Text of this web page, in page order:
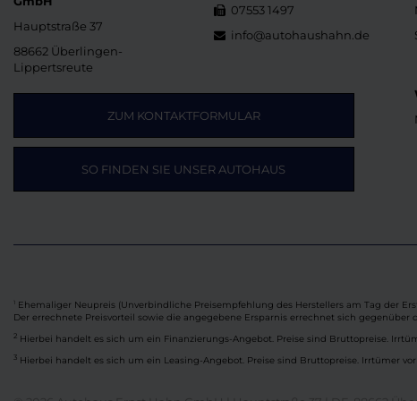
Hauptstraße 37
88662 Überlingen-
Lippertsreute
07553 1497
info@autohaushahn.de
ZUM KONTAKTFORMULAR
SO FINDEN SIE UNSER AUTOHAUS
Ehemaliger Neupreis (Unverbindliche Preisempfehlung des Herstellers am Tag der
Der errechnete Preisvorteil sowie die angegebene Ersparnis errechnet sich
2 Hierbei handelt es sich um ein Finanzierungs-Angebot. Preise sind Bruttopreise.
3 Hierbei handelt es sich um ein Leasing-Angebot. Preise sind Bruttopreise. Irrtümer